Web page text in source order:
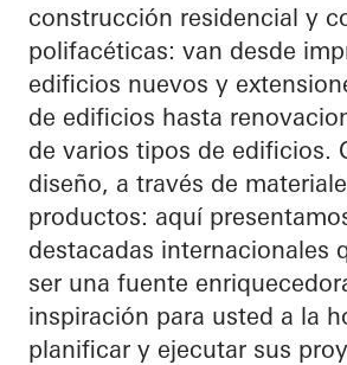
construcción residencial y
polifacéticas: van desde
edificios nuevos y
de edificios hasta
de varios tipos de edificios.
diseño, a través de
productos: aquí
destacadas internacionales
ser una fuente
inspiración para usted a la
planificar y ejecutar sus